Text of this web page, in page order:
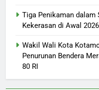
Tiga Penikaman dalam
Kekerasan di Awal 2026
Wakil Wali Kota
Penurunan Bendera
80 RI